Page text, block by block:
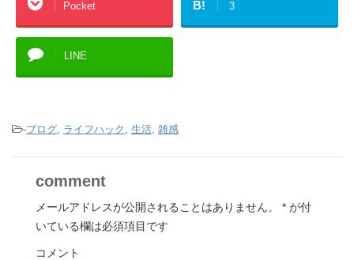
Pocket B! 3
LINE
-ブログ ライフハック 生活 雑感
comment
メールアドレスが公開されることはありません。 * が付
いている欄は必須項目です
コメント